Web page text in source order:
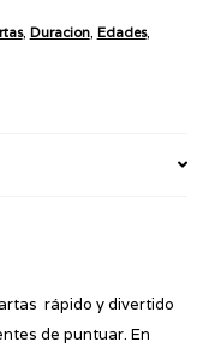
, Duracion, Edades,
rápido y divertido
de puntuar. En